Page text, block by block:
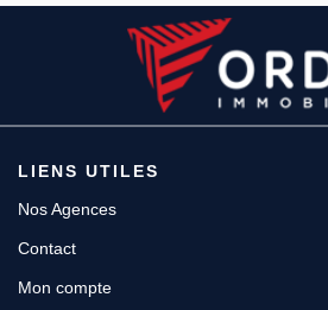
LIENS UTILES
Nos Agences
Contact
Mon compte